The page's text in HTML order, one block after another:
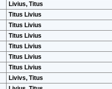
Livius, Titus
Titus Livius
Titus Livius
Titus Livius
Titus Livius
Titus Livius
Titus Livius
Livivs, Titus